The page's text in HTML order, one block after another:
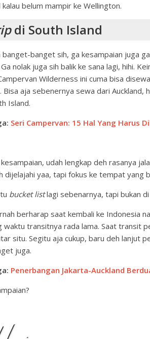
belum mampir ke Wellington.
di South Island
banget sih, ga kesampaian juga
nolak juga sih balik ke sana lagi, hihi.
Wilderness ini cuma bisa
Bisa aja sebenernya sewa dari Auckland,
Island.
Seri Campervan: 15 Hal Yang Harus
udah lengkap deh rasanya
dijelajahi yaa, tapi fokus ke tempat yang
bucket listlagi sebenarnya, tapi bukan
berharap saat kembali ke Indonesia
waktu transitnya rada lama. Saat transit
situ. Segitu aja cukup, baru deh lanjut
juga.
Penerbangan Jakarta-Auckland